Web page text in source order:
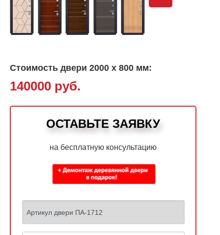
Стоимость двери 2000 х 800 мм:
140000 руб.
ОСТАВЬТЕ ЗАЯВКУ
на бесплатную консультацию